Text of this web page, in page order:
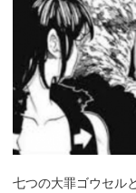
七つの大罪ゴウセル